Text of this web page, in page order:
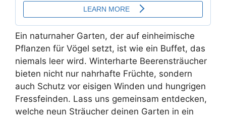
Ein naturnaher Garten, der auf einheimische
Pflanzen für Vögel setzt, ist wie ein Buffet, das
niemals leer wird. Winterharte Beerensträucher
bieten nicht nur nahrhafte Früchte, sondern
auch Schutz vor eisigen Winden und hungrigen
Fressfeinden. Lass uns gemeinsam entdecken,
welche neun Sträucher deinen Garten in ein